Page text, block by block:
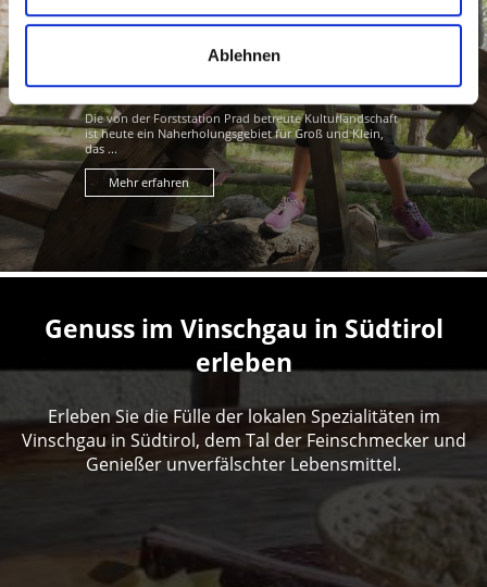
Ablehnen
Die von der Forststation Prad betreute Kulturlandschaft
ist heute ein Naherholungsgebiet für Groß und Klein,
das ...
Mehr erfahren
Genuss im Vinschgau in Südtirol
erleben
Erleben Sie die Fülle der lokalen Spezialitäten im
Vinschgau in Südtirol, dem Tal der Feinschmecker und
Genießer unverfälschter Lebensmittel.